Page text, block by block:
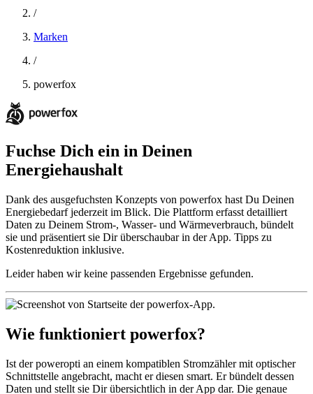
/
Marken
/
powerfox
Fuchse Dich ein in Deinen
Energiehaushalt
Dank des ausgefuchsten Konzepts von powerfox hast Du Deinen
Energiebedarf jederzeit im Blick. Die Plattform erfasst detailliert
Daten zu Deinem Strom-, Wasser- und Wärmeverbrauch, bündelt
sie und präsentiert sie Dir überschaubar in der App. Tipps zu
Kostenreduktion inklusive.
Leider haben wir keine passenden Ergebnisse gefunden.
Wie funktioniert powerfox?
Ist der poweropti an einem kompatiblen Stromzähler mit optischer
Schnittstelle angebracht, macht er diesen smart. Er bündelt dessen
Daten und stellt sie Dir übersichtlich in der App dar. Die genaue